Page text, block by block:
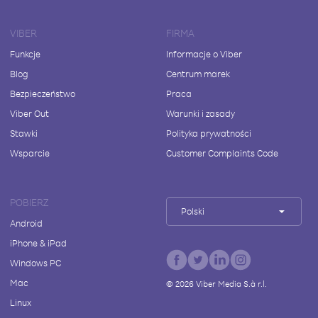
VIBER
Funkcje
Blog
Bezpieczeństwo
Viber Out
Stawki
Wsparcie
FIRMA
Informacje o Viber
Centrum marek
Praca
Warunki i zasady
Polityka prywatności
Customer Complaints Code
POBIERZ
Android
iPhone & iPad
Windows PC
Mac
Linux
Polski
© 2026Viber Media S.à r.l.